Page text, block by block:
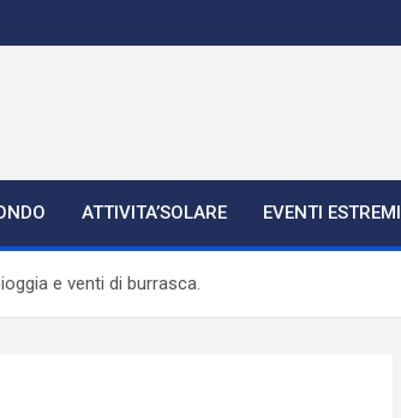
ATTIVITA’SOLARE EVENTI ESTREMI
e venti di burrasca.